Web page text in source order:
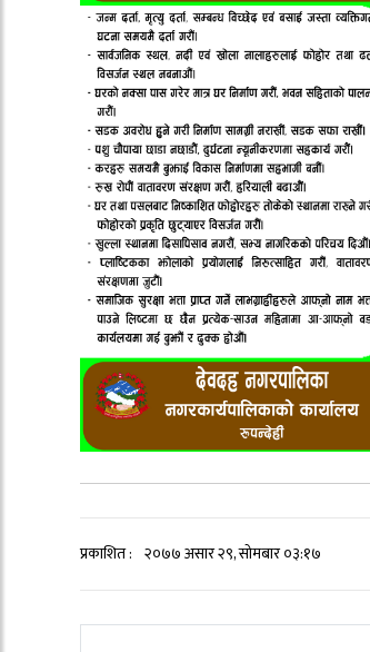
प्रकाशित : २०७७ असार २९, सोमबार ०३:१७